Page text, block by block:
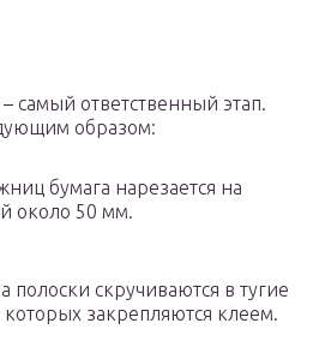
самый ответственный этап.
образом:
бумага нарезается на
около 50 мм.
скручиваются в тугие
закрепляются клеем.